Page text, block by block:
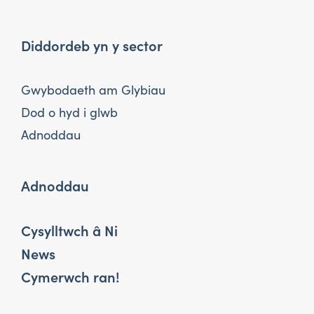
Diddordeb yn y sector
Gwybodaeth am Glybiau
Dod o hyd i glwb
Adnoddau
Adnoddau
Cysylltwch â Ni
News
Cymerwch ran!